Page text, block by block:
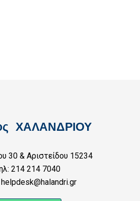
30 & Αριστείδου 15234
214 214 7040